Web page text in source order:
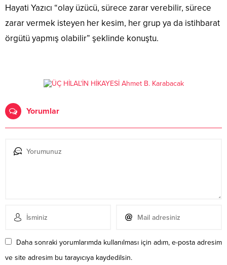
Hayati Yazıcı “olay üzücü, sürece zarar verebilir, sürece
zarar vermek isteyen her kesim, her grup ya da istihbarat
örgütü yapmış olabilir” şeklinde konuştu.
Yorumlar
Daha sonraki yorumlarımda kullanılması için adım, e-posta adresim
ve site adresim bu tarayıcıya kaydedilsin.